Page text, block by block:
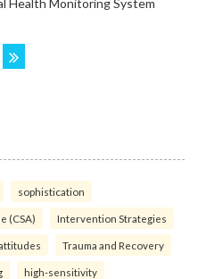
sophistication
(CSA) Intervention Strategies
Trauma and Recovery
high-sensitivity